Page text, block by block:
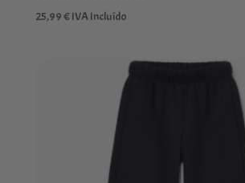
25,99€IVA Incluído